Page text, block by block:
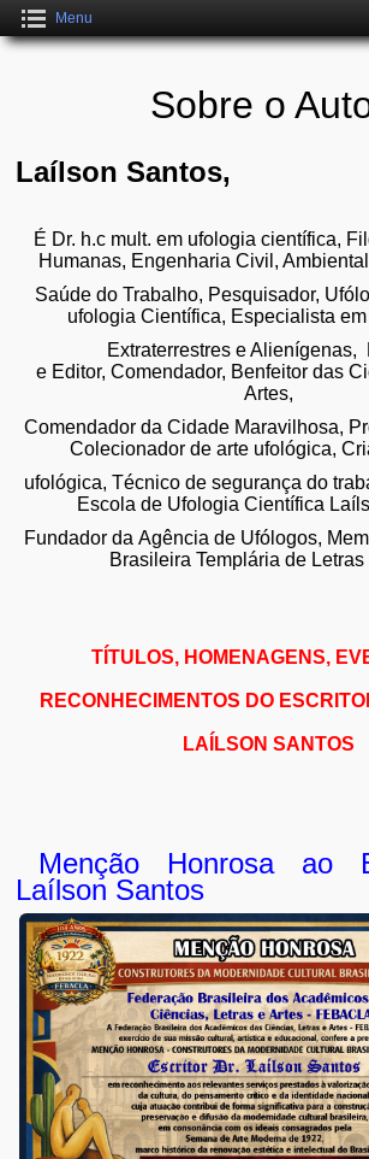
Menu
Sobre o
Laílson Santos,
É Dr. h.c mult. em ufologia científica,
Humanas, Engenharia Civil,
Saúde do Trabalho, Pesquisador,
ufologia Científica, Especialista
Extraterrestres e Alienígenas,
e Editor, Comendador, Benfeitor das
Artes,
Comendador da Cidade Maravilhosa,
Colecionador de arte ufológica,
ufológica, Técnico de segurança do
Escola de Ufologia Científica
Fundador daAgência de Ufólogos,
Brasileira Templária de Letras
TÍTULOS, HOMENAGENS,
RECONHECIMENTOS DO
LAÍLSON SANTOS
Menção Honrosa ao
Laílson Santos